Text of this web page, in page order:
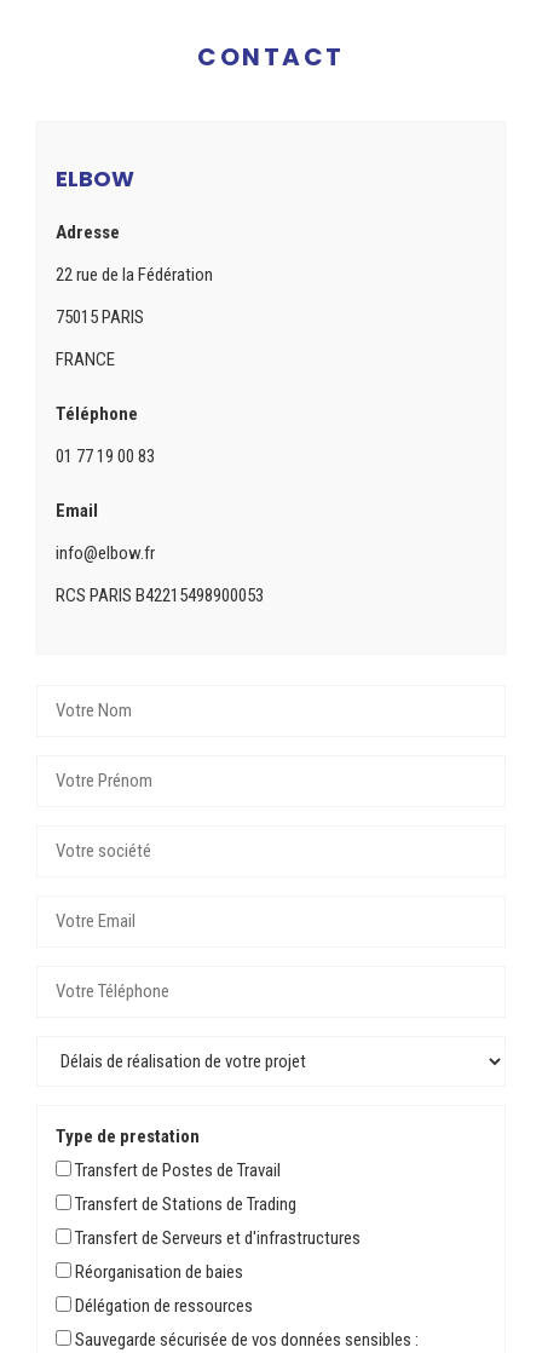
CONTACT
ELBOW
Adresse
22 rue de la Fédération
75015 PARIS
FRANCE
Téléphone
01 77 19 00 83
Email
info@elbow.fr
RCS PARIS B42215498900053
Type de prestation
Transfert de Postes de Travail
Transfert de Stations de Trading
Transfert de Serveurs et d'infrastructures
Réorganisation de baies
Délégation de ressources
Sauvegarde sécurisée de vos données sensibles :